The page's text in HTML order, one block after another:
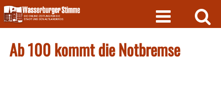
Skip
to
content
Ab 100 kommt die Notbremse